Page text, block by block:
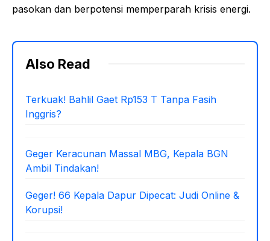
pasokan dan berpotensi memperparah krisis energi.
Also Read
Terkuak! Bahlil Gaet Rp153 T Tanpa Fasih
Inggris?
Geger Keracunan Massal MBG, Kepala BGN
Ambil Tindakan!
Geger! 66 Kepala Dapur Dipecat: Judi Online &
Korupsi!